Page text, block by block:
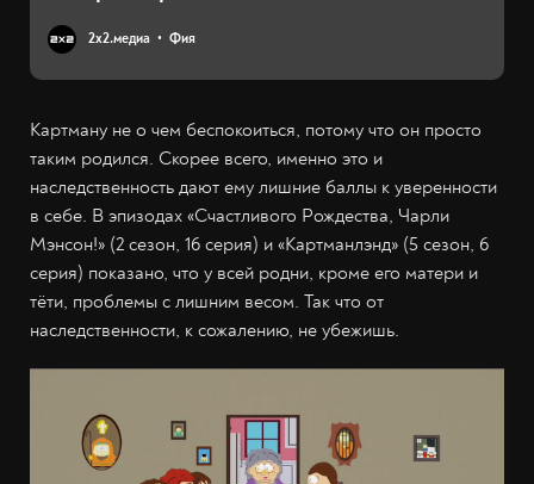
2х2.медиа Фия
Картману не о чем беспокоиться, потому что он просто
таким родился. Скорее всего, именно это и
наследственность дают ему лишние баллы к уверенности
в себе. В эпизодах «Счастливого Рождества, Чарли
Мэнсон!» (2 сезон, 16 серия) и «Картманлэнд» (5 сезон, 6
серия) показано, что у всей родни, кроме его матери и
тёти, проблемы с лишним весом. Так что от
наследственности, к сожалению, не убежишь.